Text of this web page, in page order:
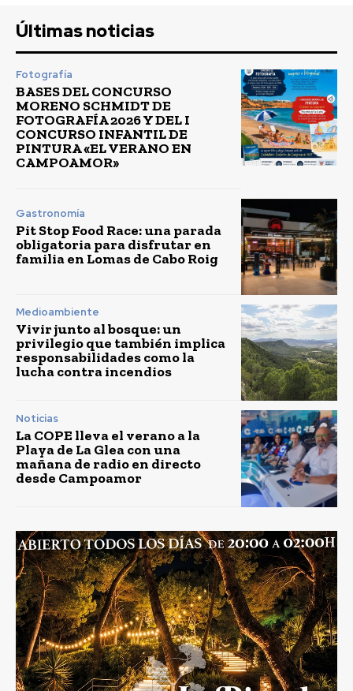
Últimas noticias
Fotografía
BASES DEL CONCURSO
MORENO SCHMIDT DE
FOTOGRAFÍA 2026 Y DEL I
CONCURSO INFANTIL DE
PINTURA «EL VERANO EN
CAMPOAMOR»
Gastronomía
Pit Stop Food Race: una parada
obligatoria para disfrutar en
familia en Lomas de Cabo Roig
Medioambiente
Vivir junto al bosque: un
privilegio que también implica
responsabilidades como la
lucha contra incendios
Noticias
La COPE lleva el verano a la
Playa de La Glea con una
mañana de radio en directo
desde Campoamor